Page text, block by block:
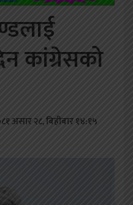
कांग्रेसको
असार २८, बिहीबार १४:१५